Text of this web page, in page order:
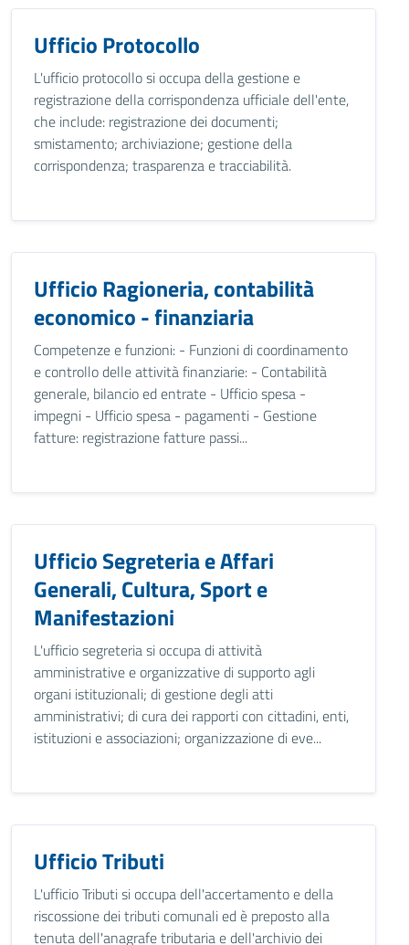
Ufficio Protocollo
L'ufficio protocollo si occupa della gestione e
registrazione della corrispondenza ufficiale dell'ente,
che include: registrazione dei documenti;
smistamento; archiviazione; gestione della
corrispondenza; trasparenza e tracciabilità.
Ufficio Ragioneria, contabilità
economico - finanziaria
Competenze e funzioni: - Funzioni di coordinamento
e controllo delle attività finanziarie: - Contabilità
generale, bilancio ed entrate - Ufficio spesa -
impegni - Ufficio spesa - pagamenti - Gestione
fatture: registrazione fatture passi...
Ufficio Segreteria e Affari
Generali, Cultura, Sport e
Manifestazioni
L'ufficio segreteria si occupa di attività
amministrative e organizzative di supporto agli
organi istituzionali; di gestione degli atti
amministrativi; di cura dei rapporti con cittadini, enti,
istituzioni e associazioni; organizzazione di eve...
Ufficio Tributi
L'ufficio Tributi si occupa dell'accertamento e della
riscossione dei tributi comunali ed è preposto alla
tenuta dell'anagrafe tributaria e dell'archivio dei